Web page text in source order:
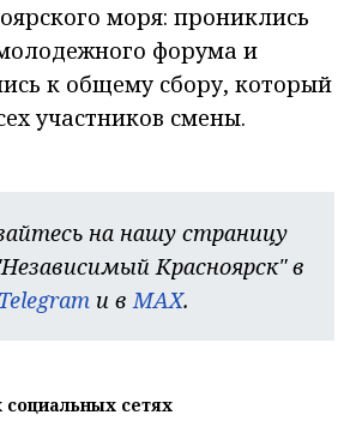
моря: прониклись
форума и
к общему сбору, который
участников смены.
на нашу страницу
Красноярск" в
Telegram и в MAX.
сетях